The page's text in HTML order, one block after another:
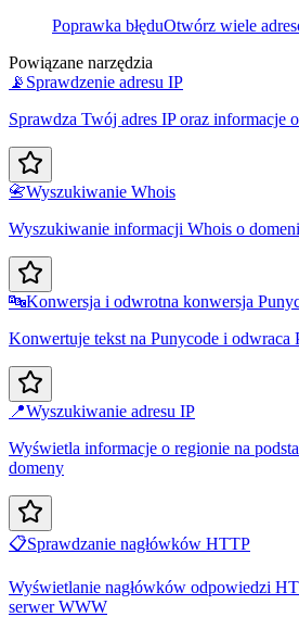
Poprawka błęduOtwórz wiele
Powiązane narzędzia
📡 Sprawdzenie adresu IP
Sprawdza Twój adres IP oraz informacje
📇Wyszukiwanie Whois
Wyszukiwanie informacji Whois o
🔤Konwersja i odwrotna konwersja
Konwertuje tekst na Punycode i odwraca
📍Wyszukiwanie adresu IP
Wyświetla informacje o regionie na
domeny
📋Sprawdzanie nagłówków HTTP
Wyświetlanie nagłówków odpowiedzi
serwer WWW